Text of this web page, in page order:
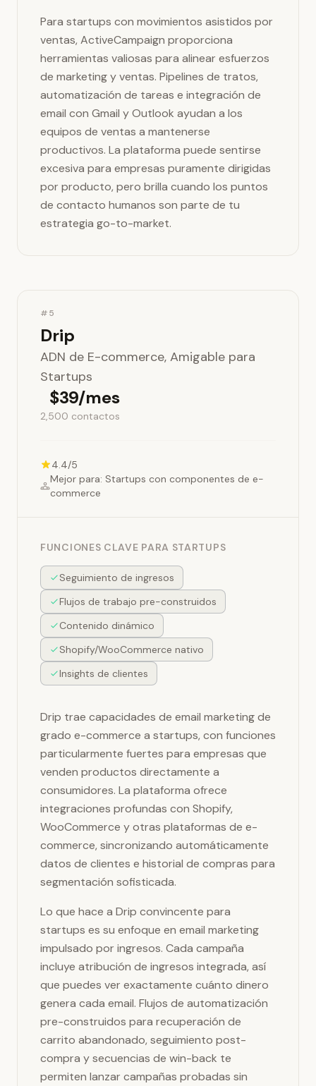
Para startups con movimientos asistidos por
ventas, ActiveCampaign proporciona
herramientas valiosas para alinear esfuerzos
de marketing y ventas. Pipelines de tratos,
automatización de tareas e integración de
email con Gmail y Outlook ayudan a los
equipos de ventas a mantenerse
productivos. La plataforma puede sentirse
excesiva para empresas puramente dirigidas
por producto, pero brilla cuando los puntos
de contacto humanos son parte de tu
estrategia go-to-market.
#5
Drip
ADN de E-commerce, Amigable para
Startups
$39/mes
2,500 contactos
4.4/5
Mejor para: Startups con componentes de e-
commerce
FUNCIONES CLAVE PARA STARTUPS
Seguimiento de ingresos
Flujos de trabajo pre-construidos
Contenido dinámico
Shopify/WooCommerce nativo
Insights de clientes
Drip trae capacidades de email marketing de
grado e-commerce a startups, con funciones
particularmente fuertes para empresas que
venden productos directamente a
consumidores. La plataforma ofrece
integraciones profundas con Shopify,
WooCommerce y otras plataformas de e-
commerce, sincronizando automáticamente
datos de clientes e historial de compras para
segmentación sofisticada.
Lo que hace a Drip convincente para
startups es su enfoque en email marketing
impulsado por ingresos. Cada campaña
incluye atribución de ingresos integrada, así
que puedes ver exactamente cuánto dinero
genera cada email. Flujos de automatización
pre-construidos para recuperación de
carrito abandonado, seguimiento post-
compra y secuencias de win-back te
permiten lanzar campañas probadas sin